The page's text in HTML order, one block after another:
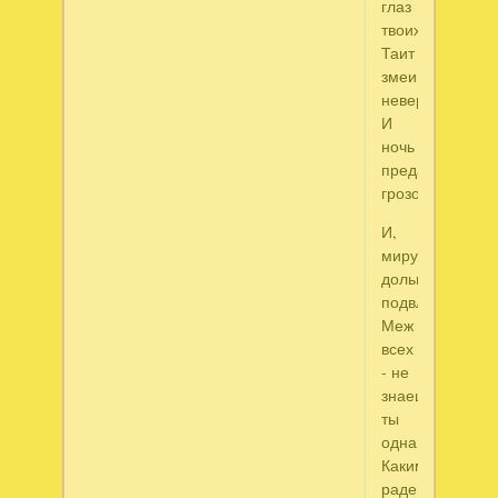
глаз
твоих
Таит
змеиную
неверность
И
ночь
преданий
грозовых.
И,
миру
дольнему
подвластна,
Меж
всех
- не
знаешь
ты
одна,
Каким
раденьям